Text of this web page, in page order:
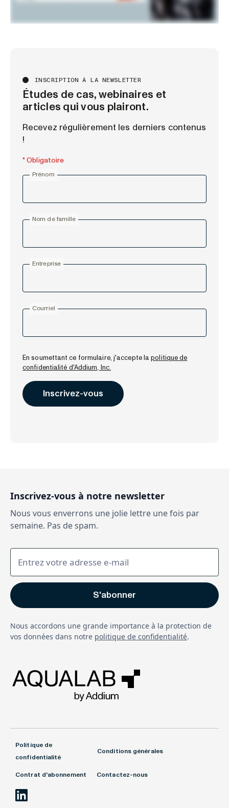
INSCRIPTION À LA NEWSLETTER
Études de cas, webinaires et
articles qui vous plairont.
Recevez régulièrement les derniers contenus
!
* Obligatoire
Prénom
Nom de famille
Entreprise
Courriel
En soumettant ce formulaire, j'accepte lapolitique de
confidentialité d'Addium, Inc.
Inscrivez-vous à notre newsletter
Nous vous enverrons une jolie lettre une fois par
semaine. Pas de spam.
Nous accordons une grande importance à la protection de
vos données dans notre politique de confidentialité.
Politique de
confidentialité
Conditions générales
Contrat d'abonnement Contactez-nous